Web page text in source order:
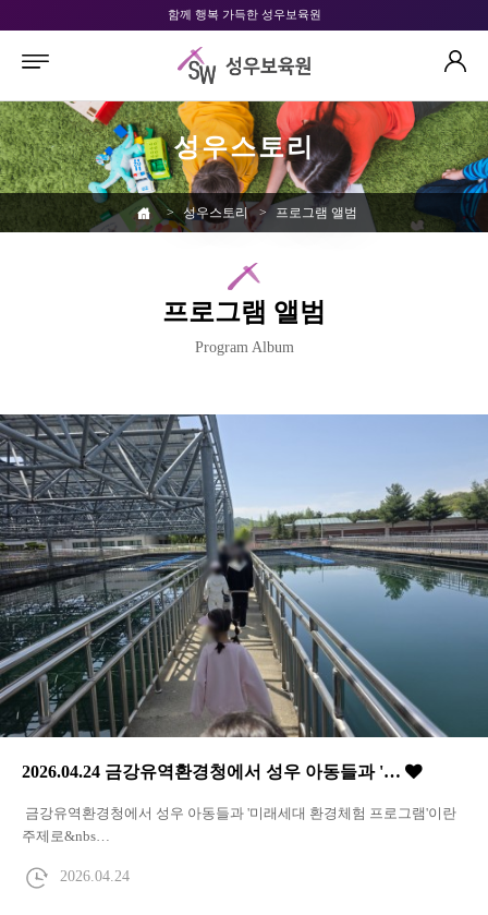
함께 행복 가득한 성우보육원
성우스토리
> 성우스토리 > 프로그램 앨범
프로그램 앨범
Program Album
2026.04.24 금강유역환경청에서 성우 아동들과 '…
금강유역환경청에서 성우 아동들과 '미래세대 환경체험 프로그램'이란
주제로&nbs…
2026.04.24